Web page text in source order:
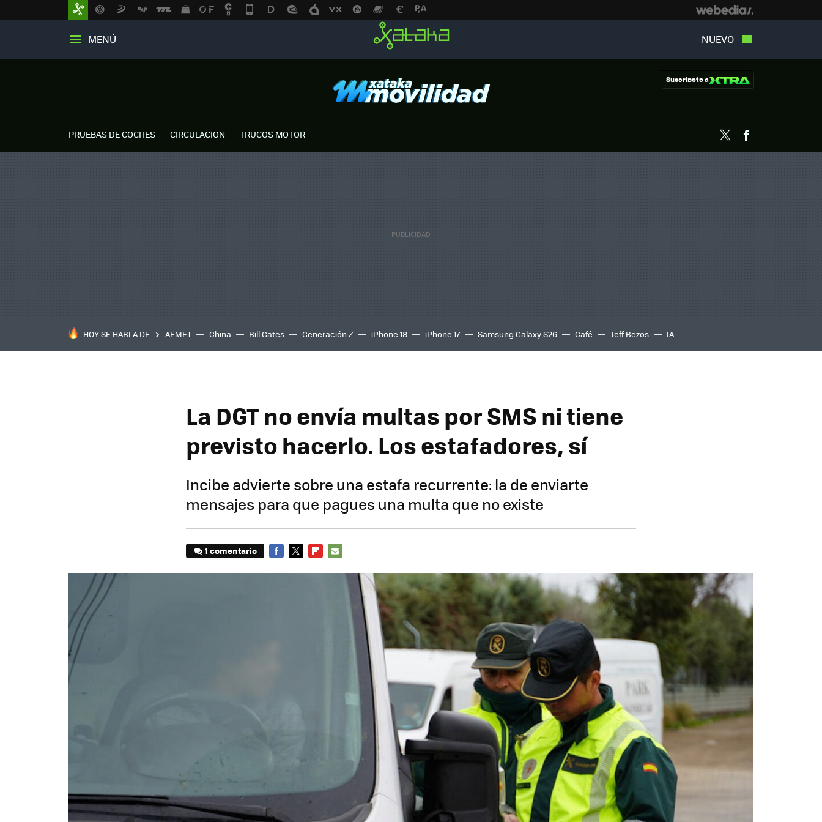
MENÚ NUEVO
Suscríbete a
PRUEBAS DE COCHES CIRCULACION TRUCOS MOTOR Twitter
HOY SE HABLA DE AEMET China Bill Gates Generación Z iPhone 18 iPhone 17 Samsung Galaxy S26 Café Jeff Bezos IA
La DGT no envía multas por SMS ni tiene
previsto hacerlo. Los estafadores, sí
Incibe advierte sobre una estafa recurrente: la de enviarte
mensajes para que pagues una multa que no existe
1 comentario
MAIL